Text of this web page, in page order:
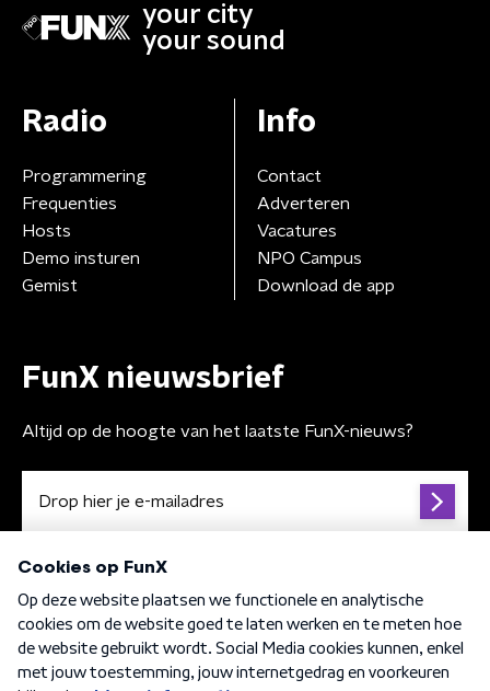
your city
your sound
Radio
Programmering
Frequenties
Hosts
Demo insturen
Gemist
Info
Contact
Adverteren
Vacatures
NPO Campus
Download de app
FunX nieuwsbrief
Altijd op de hoogte van het laatste FunX-nieuws?
Algemene voorwaarden Privacybeleid